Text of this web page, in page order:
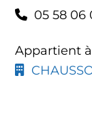
05 58 06
Appartient